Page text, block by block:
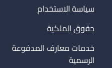
سياسة الاستخدام
حقوق الملكية
خدمات معارف المدفوعة
الرسمية